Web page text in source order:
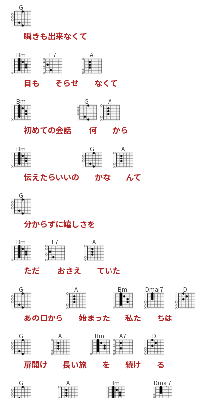
G
瞬きも出来なく て
Bm
目も
E7
そらせ
A
なく て
Bm
初めての会話
G
何
A
から
Bm
伝えたらいいの
G
かな
A
んて
G
分からずに嬉しさを
Bm
ただ
E7
おさえ
A
ていた
G
あの日から
A
始まった
Bm
私た
Dmaj7
ちは
D
G
扉開け
A
長い旅
Bm
を
A7
続け
D
る
G A Bm Dmaj7